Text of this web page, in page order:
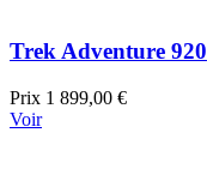
Trek Adventure 920
Prix 1 899,00 €
Voir